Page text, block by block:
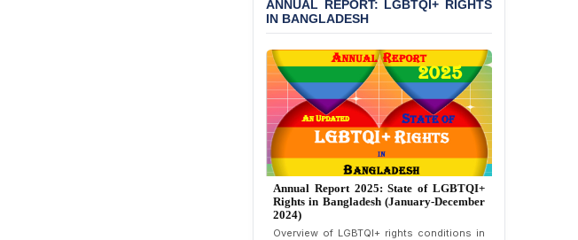
Police Station, Cox’s
Bazar
BANGLADESH: JMBF
Strongly Condemns
Politically Motivated
Attempted Murder Case
Against 14 Lawyers and 7
Journalists in Dhaka
JOINT STATEMENT:
Condemning Politically
Intimidation, and
ANNUAL REPORT: LGBTQI+ RIGHTS
IN BANGLADESH
Annual Report 2025: State of LGBTQI+
Rights in Bangladesh (January-December
2024)
Overview of LGBTQI+ rights conditions in